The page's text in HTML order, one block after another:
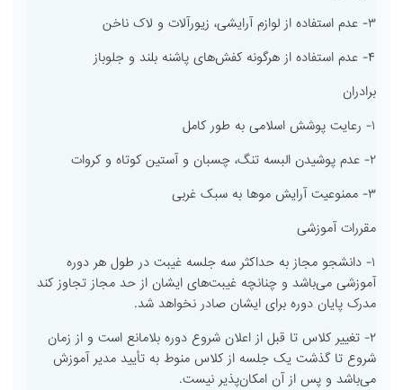
۳- عدم استفاده از لوازم آرایشی، زیورآلات و لاک ناخن
۴- عدم استفاده از هرگونه کفش‌های پاشنه بلند و جلوباز
برادران
۱- رعایت پوشش اسلامی به طور کامل
۲- عدم پوشیدن البسه تنگ، چسبان و آستین کوتاه و کروات
۳- ممنوعیت آرایش موها به سبک غربی
مقررات آموزشی
۱- دانشجو مجاز به حداکثر سه جلسه غیبت در طول هر دوره
آموزشی می‌باشد و چنانچه غیبت‌های ایشان از حد مجاز تجاوز کند
مدرک پایان دوره برای ایشان صادر نخواهد شد.
۲- تغییر کلاس تا قبل از اعلان شروع دوره بلامانع است و از زمان
شروع تا گذشت یک جلسه از کلاس منوط به تأیید مدیر آموزش
می‌باشد و پس از آن امکان‌پذیر نیست.